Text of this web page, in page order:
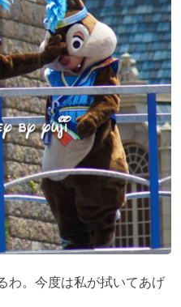
わ。今度は私が拭いてあげ